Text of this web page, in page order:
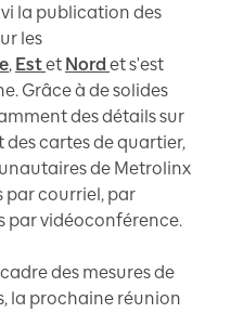
la publication des
les
, Estet Nord et s'est
Grâce à de solides
des détails sur
des cartes de quartier,
de Metrolinx
par courriel, par
par vidéoconférence.
des mesures de
la prochaine réunion